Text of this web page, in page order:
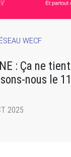
WECF
: Ça ne
nous le
2025